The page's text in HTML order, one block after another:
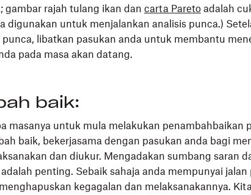
gambar rajah tulang ikan dan carta Pareto adalah
digunakan untuk menjalankan analisis punca.)
punca, libatkan pasukan anda untuk membantu
pada masa akan datang.
baik:
masanya untuk mula melakukan penambahbaikan
baik, bekerjasama dengan pasukan anda bagi
dan diukur. Mengadakan sumbang saran
adalah penting. Sebaik sahaja anda mempunyai jalan
kegagalan dan melaksanakannya.